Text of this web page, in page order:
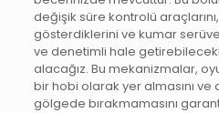
değişik süre kontrolü
gösterdiklerini ve kumar
ve denetimli hale
alacağız. Bu mekanizmalar,
bir hobi olarak yer almasını ve
gölgede bırakmamasını